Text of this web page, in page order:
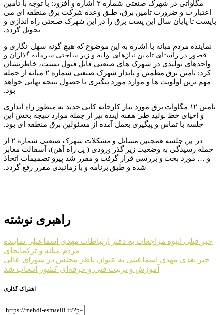
مگاواتی در شهرک صنعتی شماره ۲ اشاره و افزود: با توجه با تامین
اعتبارات و ضرورت تامین برق، طبق وعده شرکت برق منطقه ای می
بایست تا پایان سال این پست برق را در این شهرک صنعتی راه اندازی و
تحویل گردد.
نماینده مردم میانه با اشاره به این موضوع که هیچ گونه سهل انگاری و
قصور در راستای تامین نیازهای اولیه و زیر ساختی سرمایه گذاران و
واحدهای تولیدی در شهرک های صنعتی قابل قبول نیست، خاطرنشان
کرد: تامین برق مطمئن و پایدار شهرک صنعتی شماره ۲ میانه از جمله
مهم ترین اولویت ها و موارد مورد پیگیری تا حصول نتیجه نهایی خواهد
بود.
تامین ۱۲ مگاوات برق مورد نیاز کارخانه کانی حدید به منظور راه اندازی
و احیای خط تولید طی هفته آینده نیز از جمله موارد نتیجه بخش این
جلسه با تماس و پیگیری بعمل آمده از مسئولین برق منطقه ای بود.
در این جلسه همچنین مسائل و مشکلات شهرک صنعتی شماره ۲ از
جمله رسیدگی به وضعیت زیر گذر ورودی ( پل راه آهن)، آسفالت معابر
و … مورد بحث و بررسی قرار گرفت و مقرر شد پیرو تصمیمات اتخاذ
شده و طبق برنامه و با زمانبدی مقرر رفع گردد.
راهبری نوشته
خبر قبلی انبوه مراجعات به دفتر ارتباطات مهدی اسماعیلی نماینده
مردم میانه و ترکمانچای
خبر بعدی مهدی اسماعیلی به عنوان ناظر مجلس در شورای عالی
آموزش و تربیت فنی و حرفه‌ای کشور انتخاب شد
اشتراک گذاری